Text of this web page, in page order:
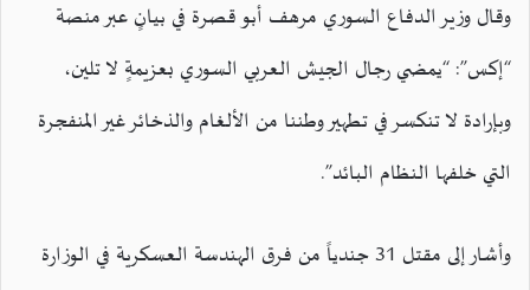
وقال وزير الدفاع السوري مرهف أبو قصرة في بيانٍ عبر منصة
“إكس”: “يمضي رجال الجيش العربي السوري بعزيمةٍ لا تلين،
وبإرادة لا تنكسر في تطهير وطننا من الألغام والذخائر غير المنفجرة
التي خلفها النظام البائد”.
وأشار إلى مقتل 31 جندياً من فرق الهندسة العسكرية في الوزارة